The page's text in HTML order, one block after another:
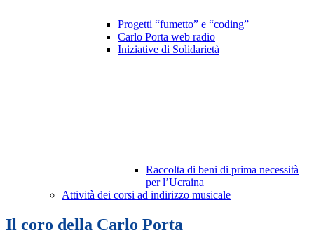
Progetti “fumetto” e “coding”
Carlo Porta web radio
Iniziative di Solidarietà
Raccolta di beni di prima necessità
per l’Ucraina
Attività dei corsi ad indirizzo musicale
Il coro della Carlo Porta